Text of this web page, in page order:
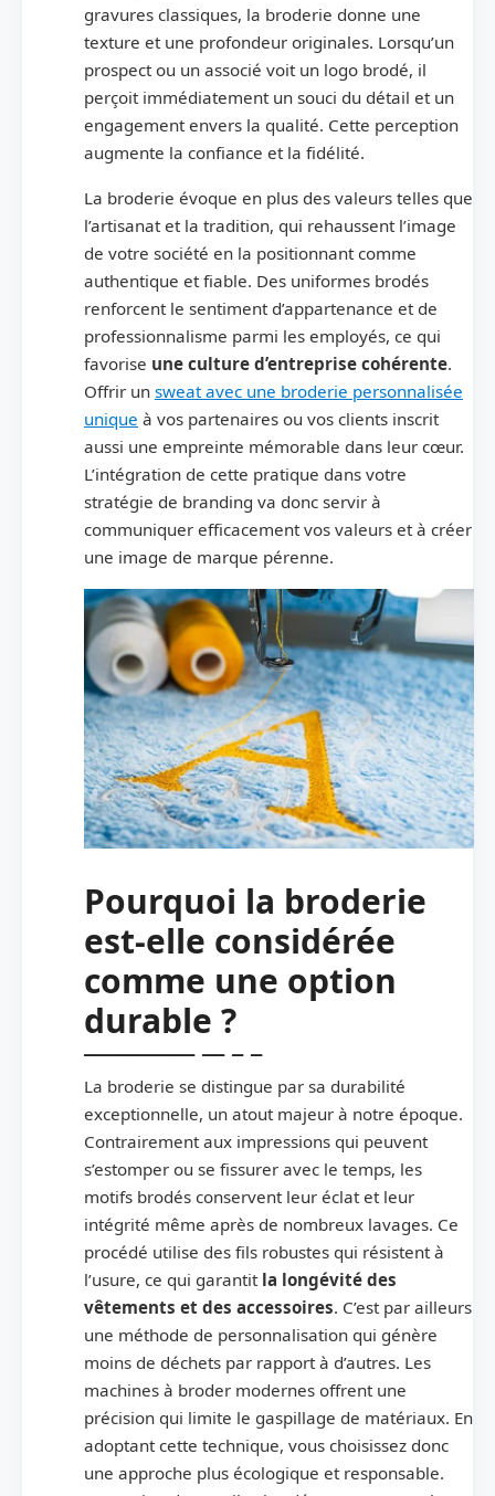
gravures classiques, la broderie donne une
texture et une profondeur originales. Lorsqu’un
prospect ou un associé voit un logo brodé, il
perçoit immédiatement un souci du détail et un
engagement envers la qualité. Cette perception
augmente la confiance et la fidélité.
La broderie évoque en plus des valeurs telles que
l’artisanat et la tradition, qui rehaussent l’image
de votre société en la positionnant comme
authentique et fiable. Des uniformes brodés
renforcent le sentiment d’appartenance et de
professionnalisme parmi les employés, ce qui
favorise une culture d’entreprise cohérente.
Offrir un sweat avec une broderie personnalisée
unique à vos partenaires ou vos clients inscrit
aussi une empreinte mémorable dans leur cœur.
L’intégration de cette pratique dans votre
stratégie de branding va donc servir à
communiquer efficacement vos valeurs et à créer
une image de marque pérenne.
Pourquoi la broderie
est-elle considérée
comme une option
durable ?
La broderie se distingue par sa durabilité
exceptionnelle, un atout majeur à notre époque.
Contrairement aux impressions qui peuvent
s’estomper ou se fissurer avec le temps, les
motifs brodés conservent leur éclat et leur
intégrité même après de nombreux lavages. Ce
procédé utilise des fils robustes qui résistent à
l’usure, ce qui garantit la longévité des
vêtements et des accessoires. C’est par ailleurs
une méthode de personnalisation qui génère
moins de déchets par rapport à d’autres. Les
machines à broder modernes offrent une
précision qui limite le gaspillage de matériaux. En
adoptant cette technique, vous choisissez donc
une approche plus écologique et responsable.